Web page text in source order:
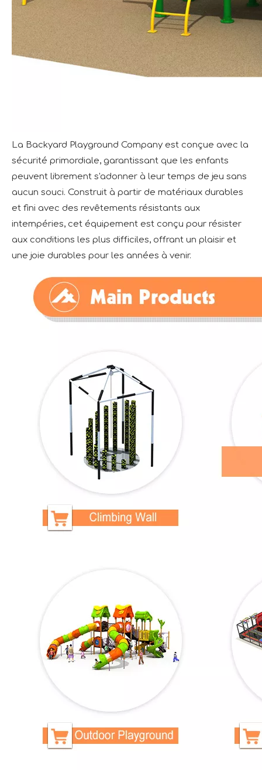
La Backyard Playground Company est conçue avec la
sécurité primordiale, garantissant que les enfants
peuvent librement s'adonner à leur temps de jeu sans
aucun souci. Construit à partir de matériaux durables
et fini avec des revêtements résistants aux
intempéries, cet équipement est conçu pour résister
aux conditions les plus difficiles, offrant un plaisir et
une joie durables pour les années à venir.